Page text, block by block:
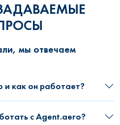
мы отвечаем
и как он работает?
с Agent.aero?